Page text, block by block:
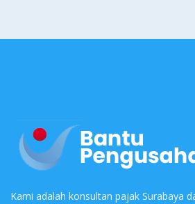
Kami adalah konsultan pajak Surabaya